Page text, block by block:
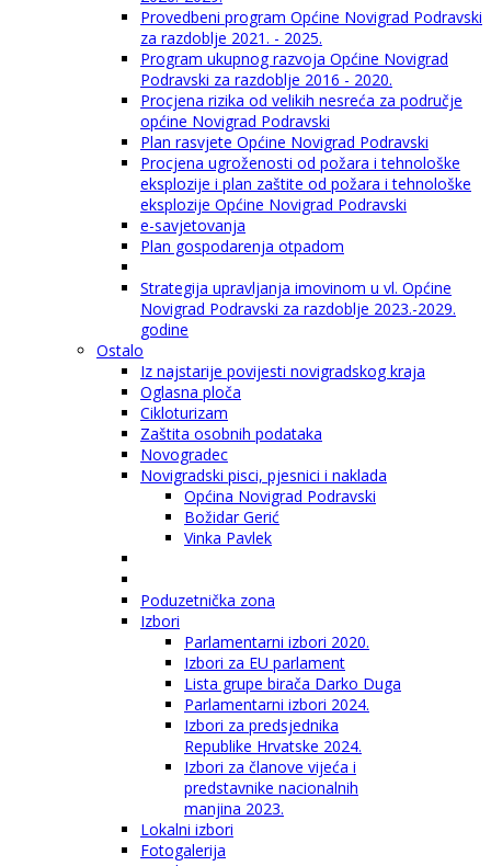
Provedbeni program Općine Novigrad Podravski
za razdoblje 2021. - 2025.
Program ukupnog razvoja Općine Novigrad
Podravski za razdoblje 2016 - 2020.
Procjena rizika od velikih nesreća za područje
općine Novigrad Podravski
Plan rasvjete Općine Novigrad Podravski
Procjena ugroženosti od požara i tehnološke
eksplozije i plan zaštite od požara i tehnološke
eksplozije Općine Novigrad Podravski
e-savjetovanja
Plan gospodarenja otpadom
Strategija upravljanja imovinom u vl. Općine
Novigrad Podravski za razdoblje 2023.-2029.
godine
Ostalo
Iz najstarije povijesti novigradskog kraja
Oglasna ploča
Cikloturizam
Zaštita osobnih podataka
Novogradec
Novigradski pisci, pjesnici i naklada
Općina Novigrad Podravski
Božidar Gerić
Vinka Pavlek
Poduzetnička zona
Izbori
Parlamentarni izbori 2020.
Izbori za EU parlament
Lista grupe birača Darko Duga
Parlamentarni izbori 2024.
Izbori za predsjednika
Republike Hrvatske 2024.
Izbori za članove vijeća i
predstavnike nacionalnih
manjina 2023.
Lokalni izbori
Fotogalerija